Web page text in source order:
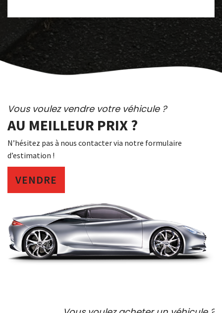
Vous voulez vendre votre véhicule ?
AU MEILLEUR PRIX ?
N’hésitez pas à nous contacter via notre formulaire
d’estimation !
VENDRE